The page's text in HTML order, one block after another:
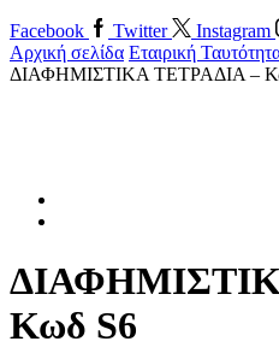
Facebook Twitter Instagram
Αρχική σελίδα Εταιρική
ΔΙΑΦΗΜΙΣΤΙΚΑ ΤΕΤΡΑΔΙΑ –
Κωδ S6